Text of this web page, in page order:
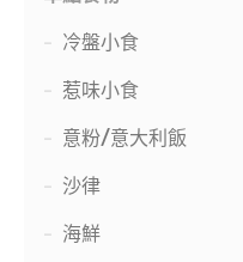
冷盤小食
惹味小食
意粉/意大利飯
沙律
海鮮